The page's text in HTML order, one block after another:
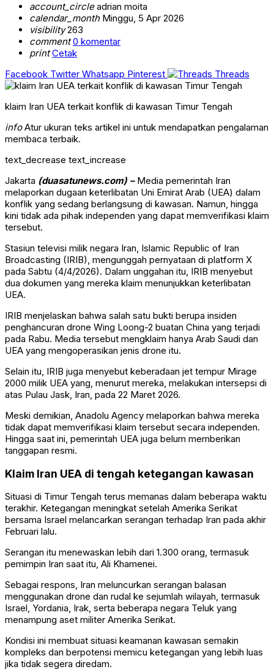
account_circleadrian moita
calendar_monthMinggu, 5 Apr 2026
visibility263
comment 0 komentar
print Cetak
Facebook Twitter Whatsapp Pinterest Threads
klaim Iran UEA terkait konflik di kawasan Timur Tengah
infoAtur ukuran teks artikel ini untuk mendapatkan pengalaman
membaca terbaik.
text_decrease text_increase
Jakarta (duasatunews.com) – Media pemerintah Iran
melaporkan dugaan keterlibatan Uni Emirat Arab (UEA) dalam
konflik yang sedang berlangsung di kawasan. Namun, hingga
kini tidak ada pihak independen yang dapat memverifikasi klaim
tersebut.
Stasiun televisi milik negara Iran, Islamic Republic of Iran
Broadcasting (IRIB), mengunggah pernyataan di platform X
pada Sabtu (4/4/2026). Dalam unggahan itu, IRIB menyebut
dua dokumen yang mereka klaim menunjukkan keterlibatan
UEA.
IRIB menjelaskan bahwa salah satu bukti berupa insiden
penghancuran drone Wing Loong-2 buatan China yang terjadi
pada Rabu. Media tersebut mengklaim hanya Arab Saudi dan
UEA yang mengoperasikan jenis drone itu.
Selain itu, IRIB juga menyebut keberadaan jet tempur Mirage
2000 milik UEA yang, menurut mereka, melakukan intersepsi di
atas Pulau Jask, Iran, pada 22 Maret 2026.
Meski demikian, Anadolu Agency melaporkan bahwa mereka
tidak dapat memverifikasi klaim tersebut secara independen.
Hingga saat ini, pemerintah UEA juga belum memberikan
tanggapan resmi.
Klaim Iran UEA di tengah ketegangan kawasan
Situasi di Timur Tengah terus memanas dalam beberapa waktu
terakhir. Ketegangan meningkat setelah Amerika Serikat
bersama Israel melancarkan serangan terhadap Iran pada akhir
Februari lalu.
Serangan itu menewaskan lebih dari 1.300 orang, termasuk
pemimpin Iran saat itu, Ali Khamenei.
Sebagai respons, Iran meluncurkan serangan balasan
menggunakan drone dan rudal ke sejumlah wilayah, termasuk
Israel, Yordania, Irak, serta beberapa negara Teluk yang
menampung aset militer Amerika Serikat.
Kondisi ini membuat situasi keamanan kawasan semakin
kompleks dan berpotensi memicu ketegangan yang lebih luas
jika tidak segera diredam.